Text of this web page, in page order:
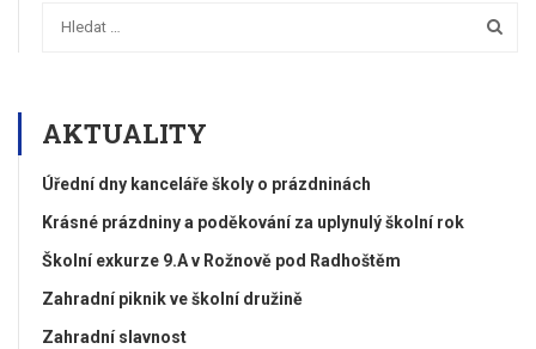
AKTUALITY
Úřední dny kanceláře školy o prázdninách
Krásné prázdniny a poděkování za uplynulý školní rok
Školní exkurze 9.A v Rožnově pod Radhoštěm
Zahradní piknik ve školní družině
Zahradní slavnost